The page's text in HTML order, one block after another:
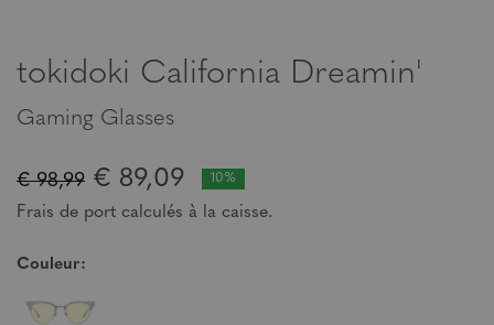
tokidoki California Dreamin'
Gaming Glasses
€ 98,99 € 89,09 10%
Frais de port calculés à la caisse.
Couleur: